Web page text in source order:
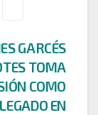
GARCÉS
TOMA
COMO
EN